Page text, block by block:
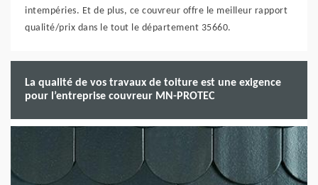
intempéries. Et de plus, ce couvreur offre le meilleur rapport
qualité/prix dans le tout le département 35660.
La qualité de vos travaux de toiture est une exigence
pour l’entreprise couvreur MN-PROTEC